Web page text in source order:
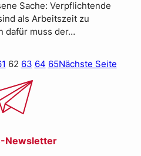
Sache: Verpflichtende
als Arbeitszeit zu
dafür muss der…
62 63 64 65Nächste Seite
Newsletter